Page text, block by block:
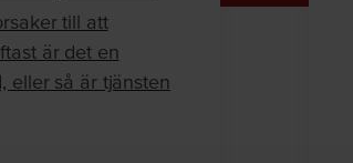
till att
är det en
eller så är tjänsten